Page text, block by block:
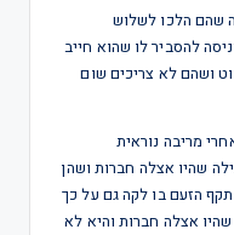
שהם הלכו לשלוש
להסביר לו שהוא חייב
ושהם לא צריכים שום
מריבה נוראית
שהיו אצלה חברות ושהן
הזעם בו לקה גם על כך
אצלה חברות והיא לא